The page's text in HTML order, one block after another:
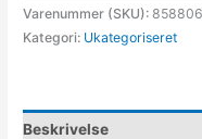
Varenummer (SKU):
Kategori: Ukategoriseret
Beskrivelse